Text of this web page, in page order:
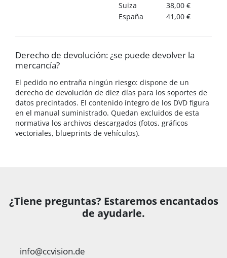
Suiza
38,00 €
España
41,00 €
Derecho de devolución: ¿se puede devolver la
mercancía?
El pedido no entraña ningún riesgo: dispone de un
derecho de devolución de diez días para los soportes de
datos precintados. El contenido íntegro de los DVD figura
en el manual suministrado. Quedan excluidos de esta
normativa los archivos descargados (fotos, gráficos
vectoriales, blueprints de vehículos).
¿Tiene preguntas? Estaremos encantados
de ayudarle.
info@ccvision.de